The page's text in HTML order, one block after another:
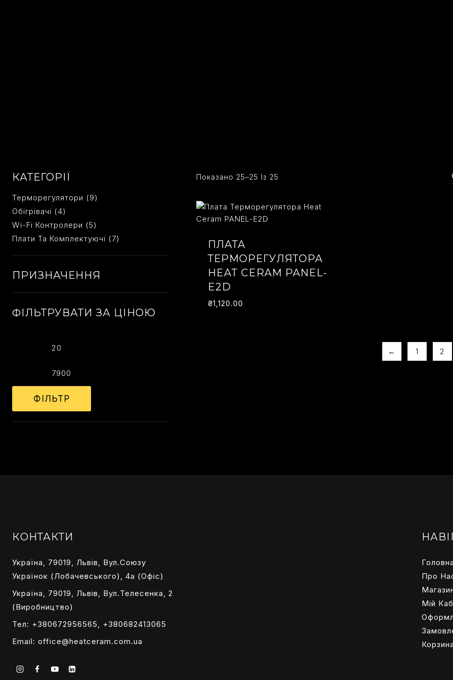
Показано 25–25 Із 25
Останнім
ПЛАТА
ТЕРМОРЕГУЛЯТОРА
HEAT CERAM PANEL-
E2D
₴1,120.00
← 1 2
КАТЕГОРІЇ
Терморегулятори 99
Oбігрівачі 44
Товари
Wi-Fi Контролери 55
Товарів
Плати Та Комплектуючі 77
ПРИЗНАЧЕННЯ
ФІЛЬТРУВАТИ ЗА ЦІНОЮ
Ціна
ФІЛЬТР
КОНТАКТИ
Україна, 79019, Львів, Вул.Союзу
Українок (Лобачевського), 4а (Офіс)
Україна, 79019, Львів, Вул.Телесенка, 2
(Виробництво)
Тел: +380672956565, +380682413065
Email: office@heatceram.com.ua
Про
Мій